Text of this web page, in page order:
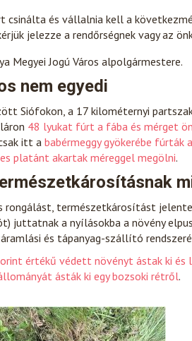
csinálta és vállalnia kell a
jelezze a rendőrségnek vagy az
Megyei Jogú Város alpolgármestere.
nem egyedi
Siófokon, a 17 kilométernyi
48 lyukat fúrt a fába és mérget
itt a babérmeggy gyökerébe fúrták
platánt akartak méreggel megölni.
természetkárosítást
juttatnak a nyílásokba a növény
és tápanyag-szállító
értékű védett növényt ástak ki és
ásták ki egy bozsoki rétről.